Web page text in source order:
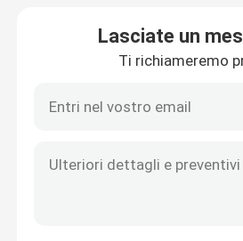
Lasciate un
Ti richiameremo